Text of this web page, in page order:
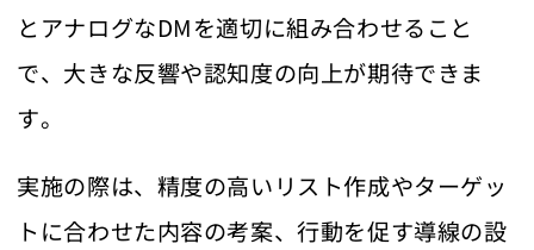
とアナログなDMを適切に組み合わせること
で、大きな反響や認知度の向上が期待できま
す。
実施の際は、精度の高いリスト作成やターゲッ
トに合わせた内容の考案、行動を促す導線の設